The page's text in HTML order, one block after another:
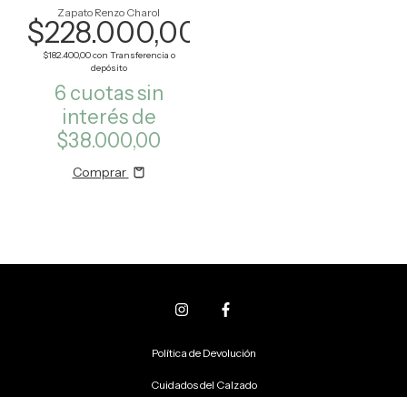
Zapato Renzo Charol
$228.000,00
$182.400,00con Transferencia o
depósito
6 cuotas sin
interés de
$38.000,00
Comprar
Política de Devolución
Cuidados del Calzado